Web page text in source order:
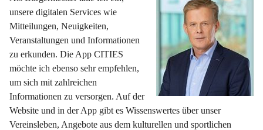
unsere digitalen Services wie
Mitteilungen, Neuigkeiten,
Veranstaltungen und Informationen
zu erkunden. Die App CITIES
möchte ich ebenso sehr empfehlen,
um sich mit zahlreichen
Informationen zu versorgen. Auf der
Website und in der App gibt es Wissenswertes über unser
Vereinsleben, Angebote aus dem kulturellen und sportlichen